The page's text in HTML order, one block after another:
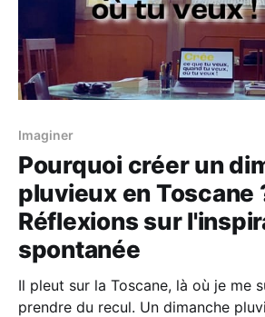
Imaginer
Pourquoi créer un
pluvieux en Toscane
Réflexions sur
spontanée
Il pleut sur la Toscane, là où je me
prendre du recul. Un dimanche